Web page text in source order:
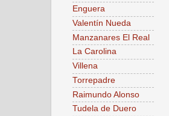
Enguera
Valentín Nueda
Manzanares El Real
La Carolina
Villena
Torrepadre
Raimundo Alonso
Tudela de Duero